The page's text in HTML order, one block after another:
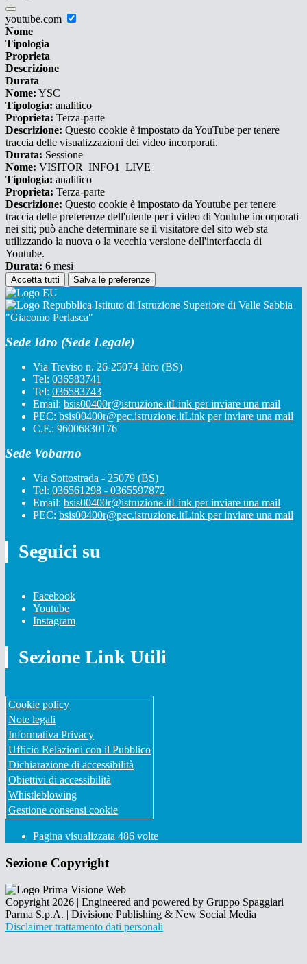
youtube.com
Nome
Tipologia
Proprieta
Descrizione
Durata
Nome: YSC
Tipologia: analitico
Proprieta: Terza-parte
Descrizione: Questo cookie è impostato da YouTube per tenere
traccia delle visualizzazioni dei video incorporati.
Durata: Sessione
Nome: VISITOR_INFO1_LIVE
Tipologia: analitico
Proprieta: Terza-parte
Descrizione: Questo cookie è impostato da Youtube per tenere
traccia delle preferenze dell'utente per i video di Youtube incorporati
nei siti; può anche determinare se il visitatore del sito web sta
utilizzando la nuova o la vecchia versione dell'interfaccia di
Youtube.
Durata: 6 mesi
Accetta tutti Salva le preferenze
Istituto di Istruzione Superiore di Valle Sabbia
"Giacomo Perlasca"
Sede Idro (Sede Legale)
Via Treviso n. 26-25074 Idro (BS)
Tel: 036583741
Tel: 036583743
Email: bsis00400r@istruzione.itLink per inviare una mail
PEC: bsis00400r@pec.istruzione.itLink per inviare una mail
C.F.: 96006830176
Sede Vobarno
Via Sottostrada - 25079 (BS)
Tel: 036561298 - 0365597872
Email: bsis00400r@istruzione.itLink per inviare una mail
PEC: bsis00400r@pec.istruzione.itLink per inviare una mail
Seguici su
Facebook
Youtube
Instagram
Sezione Link Utili
Cookie policy
Note legali
Informativa Privacy
Ufficio Relazioni con il Pubblico
Dichiarazione di accessibilità
Obiettivi di accessibilità
Whistleblowing
Gestione consensi cookie
Pagina visualizzata 486 volte
Sezione Copyright
Copyright 2026 | Engineered and powered by Gruppo Spaggiari
Parma S.p.A. | Divisione Publishing & New Social Media
Disclaimer trattamento dati personali